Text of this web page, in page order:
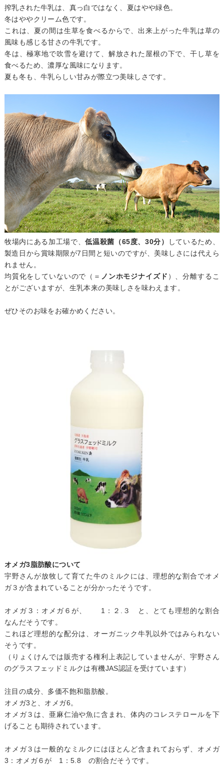
搾乳された牛乳は、真っ白ではなく、夏はやや緑色。
冬はややクリーム色です。
これは、夏の間は生草を食べるからで、出来上がった牛乳は草の
風味も感じる甘さの牛乳です。
冬は、極寒地で吹雪を避けて、解放された屋根の下で、干し草を
食べるため、濃厚な風味になります。
夏も冬も、牛乳らしい甘みが際立つ美味しさです。
牧場内にある加工場で、低温殺菌（65度、30分）
しているため、
製造日から賞味期限が7日間と短いのですが、美味しさには代えら
れません。
均質化をしていないので（＝ ノンホモジナイズド ）、分離するこ
とがございますが、生乳本来の美味しさを味わえます。
ぜひそのお味をお確かめください。
オメガ3脂肪酸について
宇野さんが放牧して育てた牛のミルクには、理想的な割合でオメ
ガ３が含まれていることが分かったそうです。
オメガ３：オメガ６が、 1：２.３ と、とても理想的な割合
なんだそうです。
これほど理想的な配分は、オーガニック牛乳以外ではみられない
そうです。
（りょくけんでは販売する権利上表記していませんが、宇野さん
のグラスフェッドミルクは有機JAS認証を受けています）
注目の成分、多価不飽和脂肪酸。
オメガ3と、オメガ6。
オメガ３は、亜麻仁油や魚に含まれ、体内のコレステロールを下
げることも期待されています。
オメガ３は一般的なミルクにはほとんど含まれておらず、オメガ
3：オメガ６が 1：5.8 の割合だそうです。